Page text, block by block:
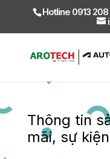
Hotline 0913
Thông tin
mãi, sự kiện